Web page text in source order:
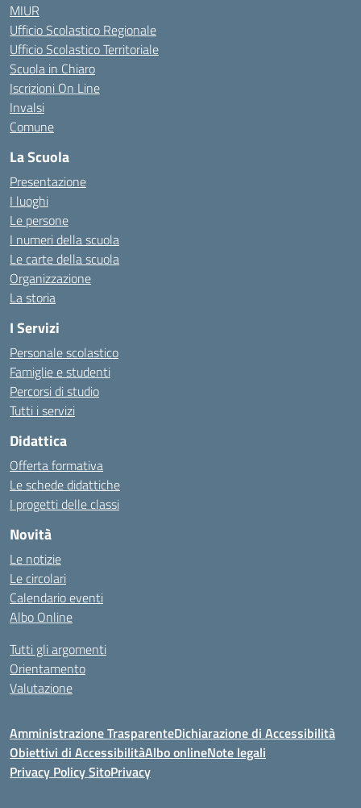
MIUR
Ufficio Scolastico Regionale
Ufficio Scolastico Territoriale
Scuola in Chiaro
Iscrizioni On Line
Invalsi
Comune
La Scuola
Presentazione
I luoghi
Le persone
I numeri della scuola
Le carte della scuola
Organizzazione
La storia
I Servizi
Personale scolastico
Famiglie e studenti
Percorsi di studio
Tutti i servizi
Didattica
Offerta formativa
Le schede didattiche
I progetti delle classi
Novità
Le notizie
Le circolari
Calendario eventi
Albo Online
Tutti gli argomenti
Orientamento
Valutazione
Amministrazione TrasparenteDichiarazione di Accessibilità
Obiettivi di AccessibilitàAlbo onlineNote legali
Privacy Policy SitoPrivacy